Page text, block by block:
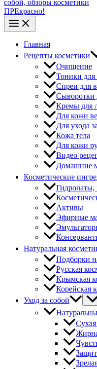
ПРЕкрасно!
Главная
Рецепты косметики
Очищение
Тоники
Спреи для
Сыворотки
Кремы для
Для кожи
Для ухода
Кожа тела
Для кожи
Видео
Домашние
Косметические
Гидролаты,
Активы
Эфирные
Натуральная
Подборки
Русская
Крымская
Корейская
Уход за собой